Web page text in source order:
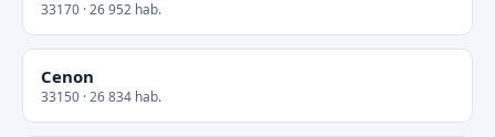
33170 · 26 952 hab.
Cenon
33150 · 26 834 hab.